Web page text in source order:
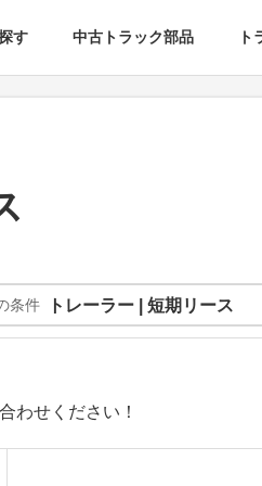
す 中古トラック部品 ト
条件 トレーラー | 短期リース
わせください！